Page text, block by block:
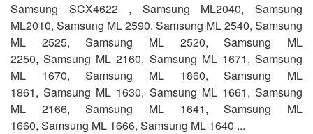
Samsung SCX4622 , Samsung ML2040, Samsung
ML2010, Samsung ML 2590, Samsung ML 2540, Samsung
ML 2525, Samsung ML 2520, Samsung ML
2250, Samsung ML 2160, Samsung ML 1671, Samsung
ML 1670, Samsung ML 1860, Samsung ML
1861, Samsung ML 1630, Samsung ML 1661, Samsung
ML 2166, Samsung ML 1641, Samsung ML
1660, Samsung ML 1666, Samsung ML 1640 ...